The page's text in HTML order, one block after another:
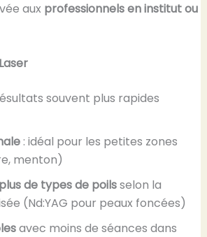
aux professionnels en institut ou
souvent plus rapides
: idéal pour les petites zones
menton)
de types de poilsselon la
(Nd:YAG pour peaux foncées)
avec moins de séances dans